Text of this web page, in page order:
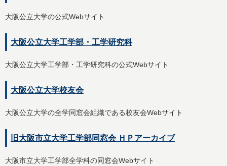
大阪公立大学の公式Webサイト
大阪公立大学工学部・工学研究科
大阪公立大学工学部・工学研究科の公式Webサイト
大阪公立大学校友会
大阪公立大学の全学同窓会組織である校友会Webサイト
旧大阪市立大学工学部同窓会 ＨＰアーカイブ
大阪市立大学工学部全学科の同窓会Webサイト